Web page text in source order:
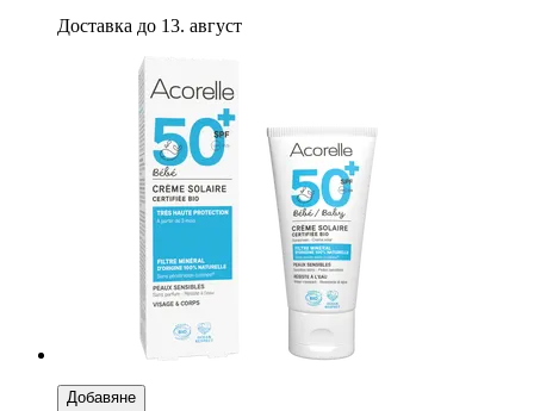
Доставка до 13. август
Добавяне